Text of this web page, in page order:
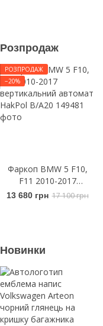
Розпродаж
РОЗПРОДАЖ
−20%
Фаркоп BMW 5 F10,
F11 2010-2017
вертикальний автомат
13 680 грн 17 100 грн
Новинки